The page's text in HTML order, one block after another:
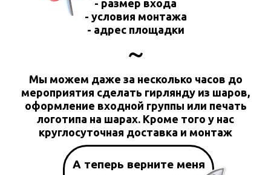
- размер входа
- условия монтажа
- адрес площадки
~
Мы можем даже за несколько часов до
мероприятия сделать гирлянду из шаров,
оформление входной группы или печать
логотипа на шарах. Кроме того у нас
круглосуточная доставка и монтаж
А теперь верните меня